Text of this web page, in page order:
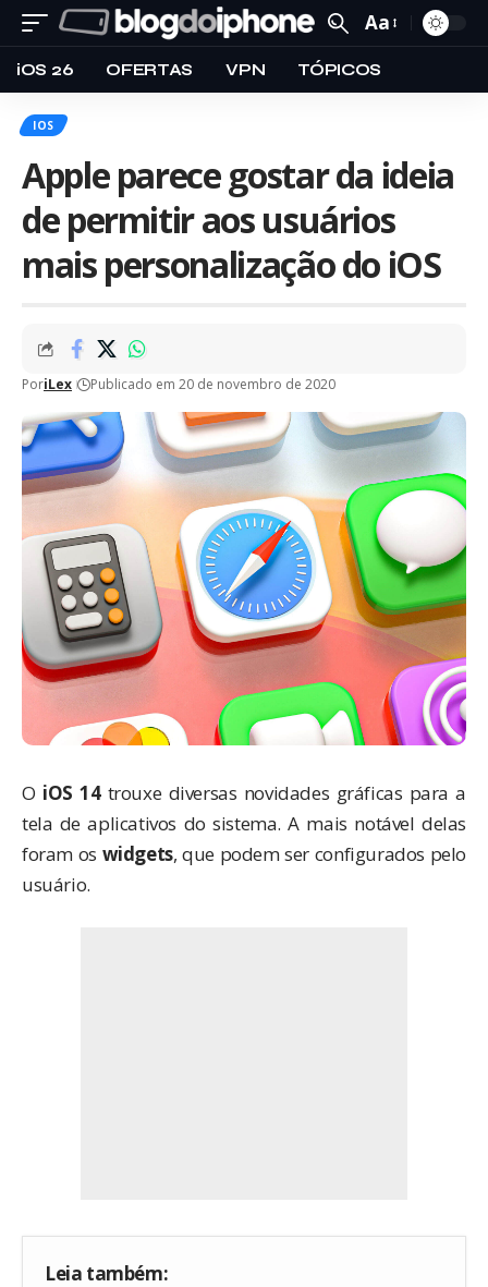
Aa
iOS 26 OFERTAS VPN TÓPICOS
IOS
Apple parece gostar da ideia
de permitir aos usuários
mais personalização do iOS
PoriLex Publicado em 20 de novembro de 2020
O iOS 14trouxe diversas novidades gráficas para a
tela de aplicativos do sistema. A mais notável delas
foram os widgets, que podem ser configurados pelo
usuário.
Leia também: